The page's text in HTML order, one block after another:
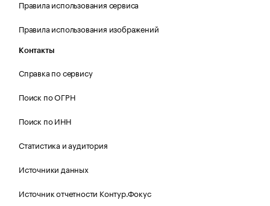
Правила использования сервиса
Правила использования изображений
Контакты
Справка по сервису
Поиск по ОГРН
Поиск по ИНН
Статистика и аудитория
Источники данных
Источник отчетности Контур.Фокус